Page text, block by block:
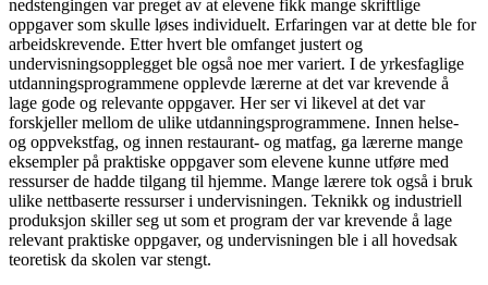
nedstengingen var preget av at elevene fikk mange skriftlige
oppgaver som skulle løses individuelt. Erfaringen var at dette ble for
arbeidskrevende. Etter hvert ble omfanget justert og
undervisningsopplegget ble også noe mer variert. I de yrkesfaglige
utdanningsprogrammene opplevde lærerne at det var krevende å
lage gode og relevante oppgaver. Her ser vi likevel at det var
forskjeller mellom de ulike utdanningsprogrammene. Innen helse-
og oppvekstfag, og innen restaurant- og matfag, ga lærerne mange
eksempler på praktiske oppgaver som elevene kunne utføre med
ressurser de hadde tilgang til hjemme. Mange lærere tok også i bruk
ulike nettbaserte ressurser i undervisningen. Teknikk og industriell
produksjon skiller seg ut som et program der var krevende å lage
relevant praktiske oppgaver, og undervisningen ble i all hovedsak
teoretisk da skolen var stengt.